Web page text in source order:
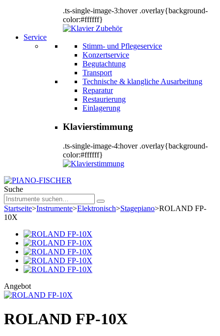
.ts-single-image-3:hover .overlay{background-
color:#ffffff}
Service
Stimm- und Pflegeservice
Konzertservice
Begutachtung
Transport
Technische & klangliche Ausarbeitung
Reparatur
Restaurierung
Einlagerung
Klavierstimmung
.ts-single-image-4:hover .overlay{background-
color:#ffffff}
Suche
Startseite>Instrumente>Elektronisch>Stagepiano>ROLAND FP-
10X
Angebot
ROLAND FP-10X